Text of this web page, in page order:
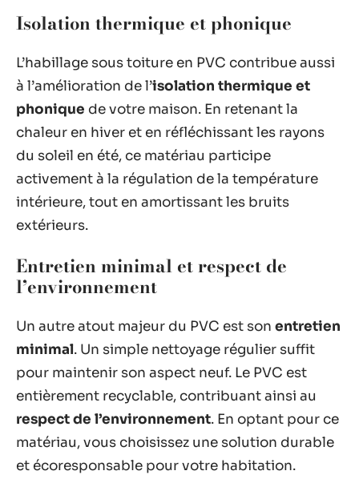
Isolation thermique et phonique
L’habillage sous toiture en PVC contribue aussi
à l’amélioration de l’isolation thermique et
phonique de votre maison. En retenant la
chaleur en hiver et en réfléchissant les rayons
du soleil en été, ce matériau participe
activement à la régulation de la température
intérieure, tout en amortissant les bruits
extérieurs.
Entretien minimal et respect de
l’environnement
Un autre atout majeur du PVC est son entretien
minimal. Un simple nettoyage régulier suffit
pour maintenir son aspect neuf. Le PVC est
entièrement recyclable, contribuant ainsi au
respect de l’environnement. En optant pour ce
matériau, vous choisissez une solution durable
et écoresponsable pour votre habitation.